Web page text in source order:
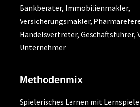
Bankberater, Immobilienmakler,
Versicherungsmakler,
Handelsvertreter, Geschäftsführer,
Unternehmer
Methodenmix
Spielerisches Lernen mit